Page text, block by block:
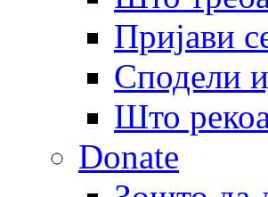
Пријави
Сподели
Што
Donate